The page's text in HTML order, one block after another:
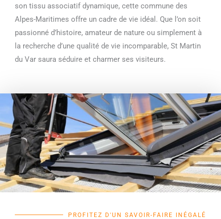
son tissu associatif dynamique, cette commune des
Alpes-Maritimes offre un cadre de vie idéal. Que l’on soit
passionné d’histoire, amateur de nature ou simplement à
la recherche d’une qualité de vie incomparable, St Martin
du Var saura séduire et charmer ses visiteurs.
PROFITEZ D'UN SAVOIR-FAIRE INÉGALÉ